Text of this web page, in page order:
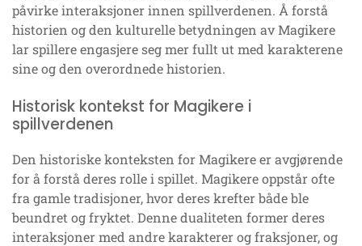
påvirke interaksjoner innen spillverdenen. Å forstå
historien og den kulturelle betydningen av Magikere
lar spillere engasjere seg mer fullt ut med karakterene
sine og den overordnede historien.
Historisk kontekst for Magikere i
spillverdenen
Den historiske konteksten for Magikere er avgjørende
for å forstå deres rolle i spillet. Magikere oppstår ofte
fra gamle tradisjoner, hvor deres krefter både ble
beundret og fryktet. Denne dualiteten former deres
interaksjoner med andre karakterer og fraksjoner, og